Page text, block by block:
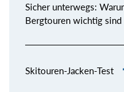
Sicher unterwegs:
Bergtouren wichtig sind
Skitouren-Jacken-Test